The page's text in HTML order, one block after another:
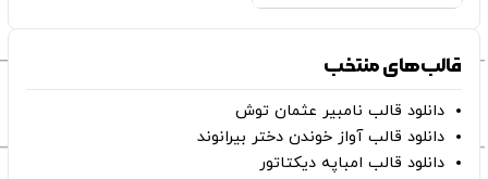
قالب‌های منتخب
دانلود قالب نامبیر عثمان ‌توش
دانلود قالب آواز خوندن دختر بیرانوند
دانلود قالب امباپه دیکتاتور